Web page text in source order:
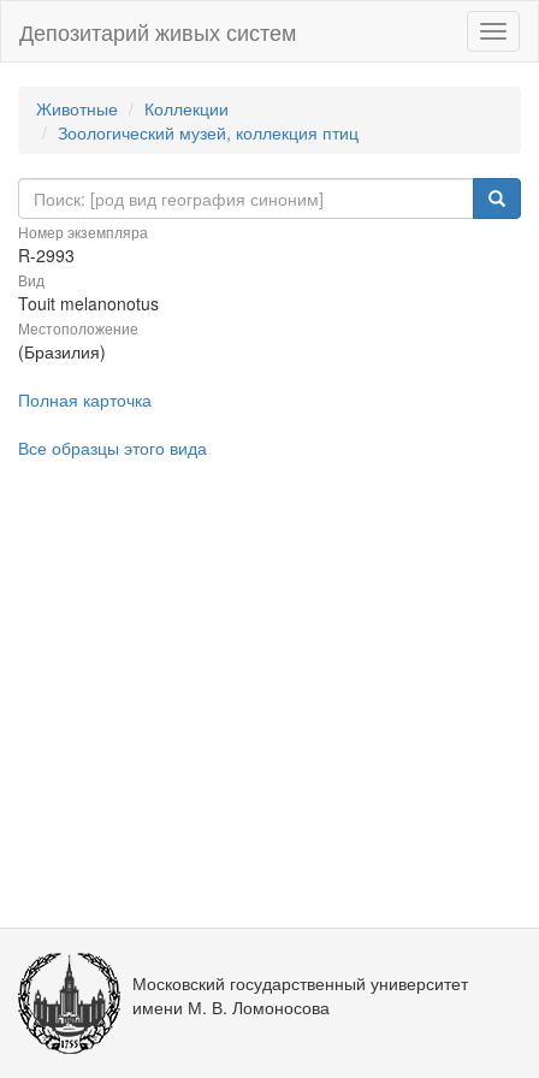
Депозитарий живых систем
Животные
Коллекции
Зоологический музей, коллекция птиц
Номер экземпляра
R-2993
Вид
Touit melanonotus
Местоположение
(Бразилия)
Полная карточка
Все образцы этого вида
Московский государственный университет
имени М. В. Ломоносова